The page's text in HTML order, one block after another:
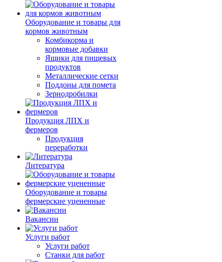
Оборудование и товары для
кормов животным
Комбикорма и
кормовые добавки
Ящики для пищевых
продуктов
Металлические сетки
Поддоны для помета
Зернодробилки
Продукция ЛПХ и
фермеров
Продукция
переработки
Литература
Оборудование и товары
фермерские уцененные
Вакансии
Услуги работ
Услуги работ
Станки для работ